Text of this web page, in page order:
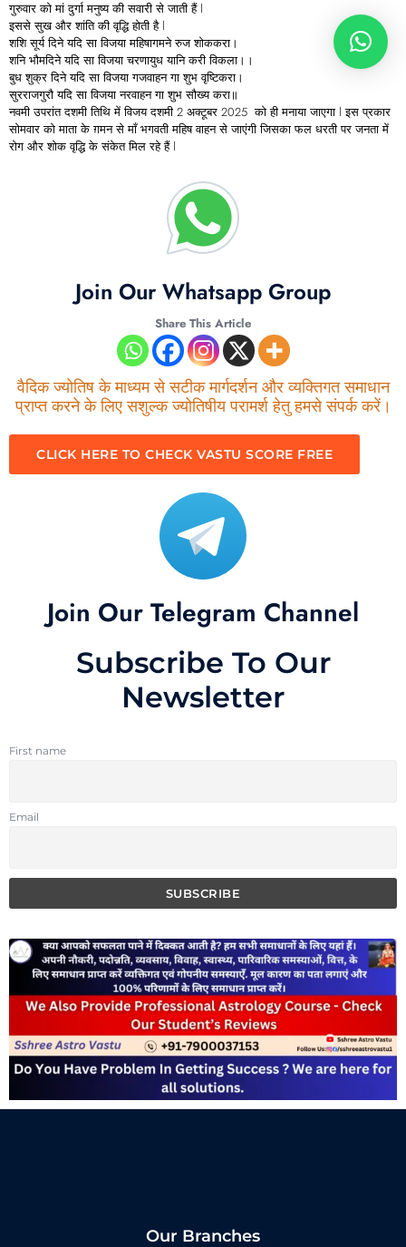
गुरुवार को मां दुर्गा मनुष्य की सवारी से जाती हैं l
इससे सुख और शांति की वृद्धि होती है l
शशि सूर्य दिने यदि सा विजया महिषागमने रुज शोककरा।
शनि भौमदिने यदि सा विजया चरणायुध यानि करी विकला।।
बुध शुक्र दिने यदि सा विजया गजवाहन गा शुभ वृष्टिकरा।
सुरराजगुरौ यदि सा विजया नरवाहन गा शुभ सौख्य करा॥
नवमी उपरांत दशमी तिथि में विजय दशमी 2 अक्टूबर 2025 को ही मनाया जाएगा l इस प्रकार
सोमवार को माता के ग़मन से माँ भगवती महिष वाहन से जाएंगी जिसका फल धरती पर जनता में
रोग और शोक वृद्धि के संकेत मिल रहे हैं l
Join Our Whatsapp Group
Share This Article
वैदिक ज्योतिष के माध्यम से सटीक मार्गदर्शन और व्यक्तिगत समाधान
प्राप्त करने के लिए सशुल्क ज्योतिषीय परामर्श हेतु हमसे संपर्क करें।
CLICK HERE TO CHECK VASTU SCORE FREE
Join Our Telegram Channel
Subscribe To Our
Newsletter
First name
Email
Our Branches